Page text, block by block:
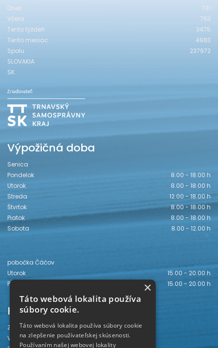
Dnes
731
Včera
753
Tento týždeň
3475
Tento mesiac
4983
Spolu
237972
SLOVAKIA
SK
Výpožičná doba
Senica
Pondelok
8.00 - 18.00 h
Utorok
8.00 - 18.00 h
Streda
12.00 - 18.00 h
Štvrtok
8.00 - 18.00 h
Piatok
8.00 - 18.00 h
Sobota
8.00 - 12.00 h
pobočka Čáčov
Utorok
15.00 - 20.00 h
Piatok
15.00 - 20.00 h
Kontakt
Záhorská knižnica
Vajanského 28
×
Táto webová lokalita používa
súbory cookie.
Táto webová lokalita používa súbory cookie
na zlepšenie používateľskej skúsenosti.
Používaním našej webovej lokality